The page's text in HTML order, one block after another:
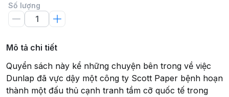
Số lượng
Mô tả chi tiết
Quyển sách này kể những chuyện bên trong về việc
Dunlap đã vực dậy một công ty Scott Paper bệnh hoạn
thành một đấu thủ cạnh tranh tầm cỡ quốc tế trong